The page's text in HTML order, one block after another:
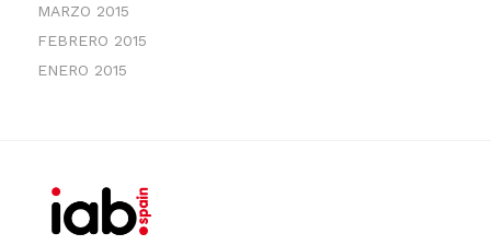
MARZO 2015
FEBRERO 2015
ENERO 2015